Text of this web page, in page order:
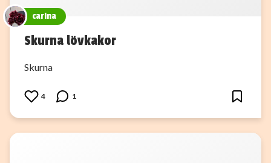
carina
Skurna lövkakor
Skurna
4 1